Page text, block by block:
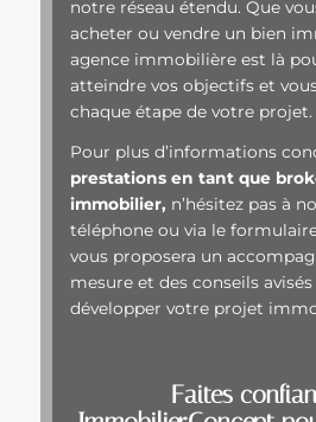
notre réseau étendu. Que
acheter ou vendre un bien
agence immobilière est là
atteindre vos objectifs et
chaque étape de votre projet.
Pour plus d’informations
prestations en tant que
immobilier, n’hésitez pas à
téléphone ou via le
vous proposera un
mesure et des conseils
développer votre projet
Faites